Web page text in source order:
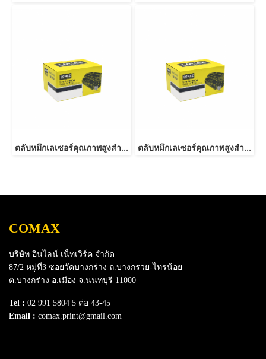
ตลับหมึกเลเซอร์คุณภาพสูงสำหรับ EPSON รุ่น ALM1400 Black ตลับหมึกเลเซอร์คุณภาพสูงสำหรับ EPSON รุ่น AL-M200DN Black
COMAX
บริษัท อินไลน์ เน็ทเวิร์ค จำกัด
87/2 หมู่ที่3 ซอยวัดบางกร่าง ถ.บางกรวย-ไทรน้อย
ต.บางกร่าง อ.เมือง จ.นนทบุรี 11000
Tel : 02 991 5804 5 ต่อ 43-45
Email : comax.print@gmail.com